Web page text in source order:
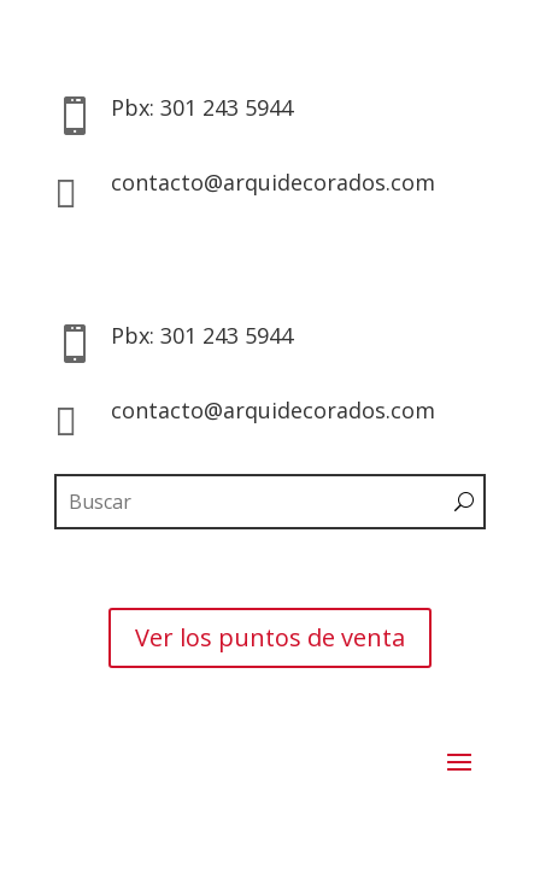
 Pbx: 301 243 5944
 contacto@arquidecorados.com
 Pbx: 301 243 5944
 contacto@arquidecorados.com
Ver los puntos de venta